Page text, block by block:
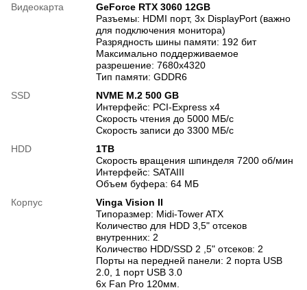
Видеокарта
GeForce RTX 3060 12GB
Разъемы: HDMI порт, 3х DisplayPort (важно
для подключения монитора)
Разрядность шины памяти: 192 бит
Максимально поддерживаемое
разрешение: 7680x4320
Тип памяти: GDDR6
SSD
NVME M.2 500 GB
Интерфейс: PCI-Express x4
Скорость чтения до 5000 МБ/с
Скорость записи до 3300 МБ/с
HDD
1TB
Скорость вращения шпинделя 7200 об/мин
Интерфейс: SATAIII
Объем буфера: 64 МБ
Корпус
Vinga Vision II
Типоразмер: Midi-Tower ATX
Количество для HDD 3,5" отсеков
внутренних: 2
Количество HDD/SSD 2 ,5" отсеков: 2
Порты на передней панели: 2 порта USB
2.0, 1 порт USB 3.0
6х Fan Pro 120мм.